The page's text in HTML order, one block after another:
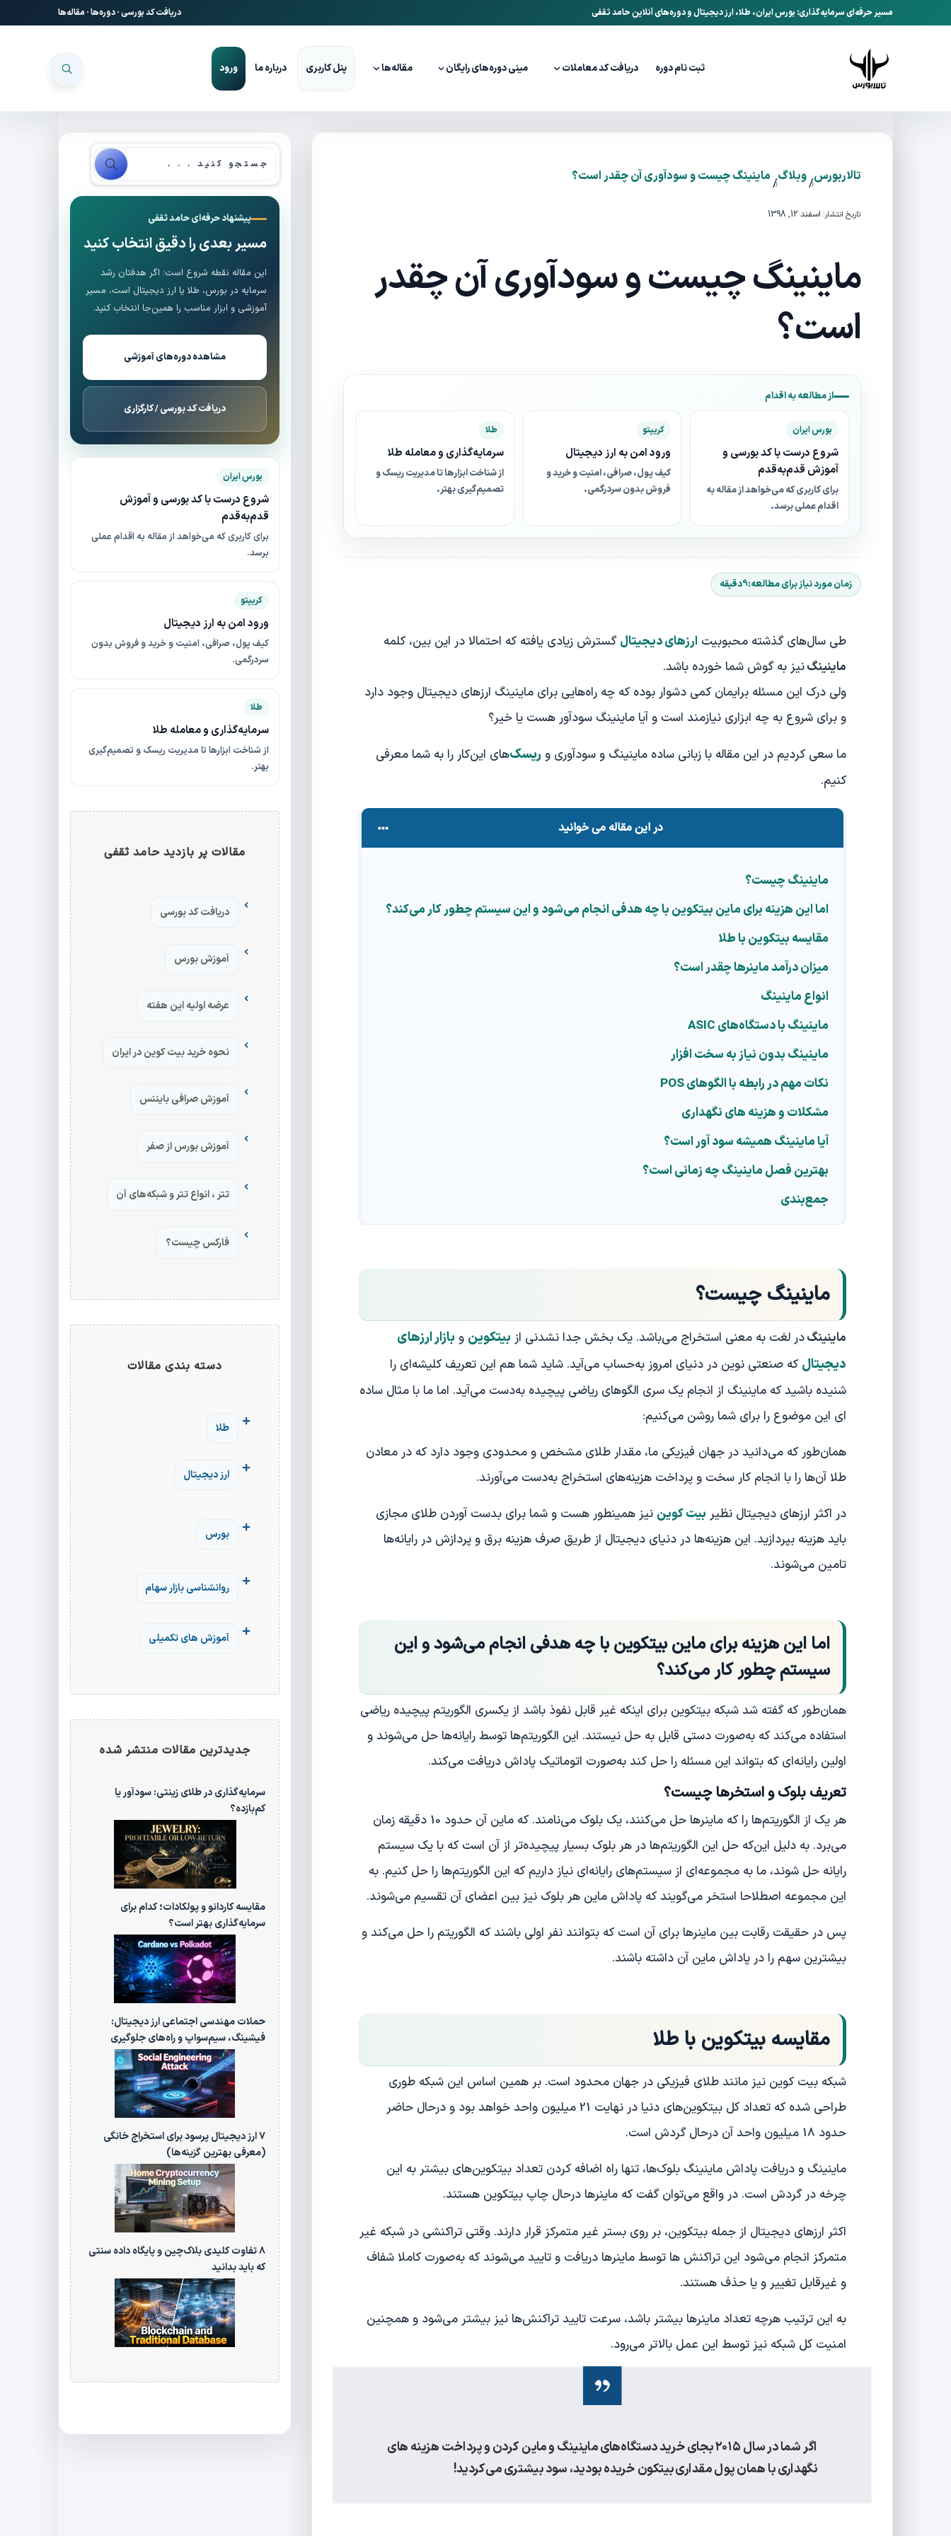
مسیر حرفه‌ای سرمایه‌گذاری: بورس ایران، طلا، ارز دیجیتال و دوره‌های آنلاین حامد ثقفی دریافت کد بورسی·دوره‌ها·مقاله‌ها
ثبت نام دوره دریافت کد معاملات مینی دوره‌های رایگان مقاله‌ها پنل کاربری درباره ما ورود
تالاربورس/وبلاگ/ماینینگ چیست و سودآوری آن چقدر است؟
تاریخ انتشار: اسفند 12, 1398
ماینینگ چیست و سودآوری آن چقدر
است؟
از مطالعه به اقدام
بورس ایران
شروع درست با کد بورسی و
آموزش قدم‌به‌قدم
برای کاربری که می‌خواهد از مقاله به
اقدام عملی برسد.
کریپتو
ورود امن به ارز دیجیتال
کیف پول، صرافی، امنیت و خرید و
فروش بدون سردرگمی.
طلا
سرمایه‌گذاری و معامله طلا
از شناخت ابزارها تا مدیریت ریسک و
تصمیم‌گیری بهتر.
طی سال‌های گذشته محبوبیت ارزهای دیجیتالگسترش زیادی یافته که احتمالا در این بین، کلمه
ماینینگنیز به گوش شما خورده باشد.
ولی درک این مسئله برایمان کمی دشوار بوده که چه راه‌هایی برای ماینینگ ارزهای دیجیتال وجود دارد
و برای شروع به چه ابزاری نیازمند است و آیا ماینینگ سودآور هست یا خیر؟
ما سعی کردیم در این مقاله با زبانی ساده ماینینگ و سودآوری و ریسک‌های این‌کار را به شما معرفی
کنیم.
در این مقاله می خوانید
ماینینگ چیست؟
اما این هزینه برای ماین بیتکوین با چه هدفی انجام می‌شود و این سیستم چطور کار می‌کند؟
مقایسه بیتکوین با طلا
میزان درآمد ماینرها چقدر است؟
انواع ماینینگ
ماینینگ با دستگاه‌های ASIC
ماینینگ بدون نیاز به سخت افزار
نکات مهم در رابطه با الگوهای POS
مشکلات و هزینه های نگهداری
آیا ماینینگ همیشه سود آور است؟
بهترین فصل ماینینگ چه زمانی است؟
جمع‌بندی
ماینینگ چیست؟
ماینینگدر لغت به معنی استخراج می‌باشد. یک بخش جدا نشدنی از بیتکوین و بازار ارزهای
دیجیتالکه صنعتی نوین در دنیای امروز به‌حساب می‌آید. شاید شما هم این تعریف کلیشه‌ای را
شنیده باشید که ماینینگ از انجام یک سری الگوهای ریاضی پیچیده به‌دست می‌آید. اما ما با مثال ساده
ای این موضوع را برای شما روشن می‌کنیم:
همان‌طور که می‌دانید در جهان فیزیکی ما، مقدار طلای مشخص و محدودی وجود دارد که در معادن
طلا آن‌ها را با انجام کار سخت و پرداخت هزینه‌های استخراج به‌دست می‌آورند.
در اکثر ارزهای دیجیتال نظیر بیت کوین نیز همینطور هست و شما برای بدست آوردن طلای مجازی
باید هزینه بپردازید. این هزینه‌ها در دنیای دیجیتال از طریق صرف هزینه برق و پردازش در رایانه‌ها
تامین می‌شوند.
اما این هزینه برای ماین بیتکوین با چه هدفی انجام می‌شود و این
سیستم چطور کار می‌کند؟
همان‌طور که گفته شد شبکه بیتکوین برای اینکه غیر قابل نفوذ باشد از یکسری الگوریتم پیچیده ریاضی
استفاده می‌کند که به‌صورت دستی قابل به حل نیستند. این الگوریتم‌ها توسط رایانه‌ها حل می‌شوند و
اولین رایانه‌ای که بتواند این مسئله را حل کند به‌صورت اتوماتیک پاداش دریافت می‌کند.
تعریف بلوک و استخرها چیست؟
هر یک از الگوریتم‌ها را که ماینرها حل می‌کنند، یک بلوک می‌نامند. که ماین آن حدود 10 دقیقه زمان
می‌برد. به دلیل این‌که حل این الگوریتم‌ها در هر بلوک بسیار پیچیده‌تر از آن است که با یک سیستم
رایانه حل شوند، ما به مجموعه‌ای از سیستم‌های رایانه‌ای نیاز داریم که این الگوریتم‌ها را حل کنیم. به
این مجموعه اصطلاحا استخر می‌گویند که پاداش ماین هر بلوک نیز بین اعضای آن تقسیم می‌شوند.
پس در حقیقت رقابت بین ماینر‌ها برای آن است که بتوانند نفر اولی باشند که الگوریتم را حل می‌کند و
بیشترین سهم را در پاداش ماین آن داشته باشند.
مقایسه بیتکوین با طلا
شبکه بیت کوین نیز مانند طلای فیزیکی در جهان محدود است. بر همین اساس این شبکه طوری
طراحی شده که تعداد کل بیتکوین‌های دنیا در نهایت 21 میلیون واحد خواهد‌ بود و درحال حاضر
حدود 18 میلیون واحد آن درحال گردش است.
ماینینگ و دریافت پاداش ماینینگ بلوک‌ها، تنها راه اضافه کردن تعداد بیتکوین‌های بیشتر به این
چرخه در گردش است. در واقع می‌توان گفت که ماینر‌ها در‌حال چاپ بیتکوین هستند.
اکثر ارزهای دیجیتال از جمله بیتکوین، بر روی بستر غیر‌ متمرکز قرار دارند. وقتی تراکنشی در شبکه غیر‌
متمرکز انجام می‌شود این تراکنش ها توسط ماینرها دریافت و تایید می‌شوند که به‌صورت کاملا شفاف
و غیرقابل تغییر و یا حذف هستند.
به این ترتیب هرچه تعداد ماینرها بیشتر باشد، سرعت تایید تراکنش‌ها نیز بیشتر می‌شود و همچنین
امنیت کل شبکه نیز توسط این عمل بالاتر می‌رود.
اگر شما در سال ۲۰۱۵ بجای خرید دستگاه‌های ماینینگ و ماین کردن و پرداخت هزینه های
نگهداری با همان پول مقداری بیتکون خریده بودید، سود بیشتری می‌کردید!
پیشنهاد حرفه‌ای حامد ثقفی
مسیر بعدی را دقیق انتخاب کنید
این مقاله نقطه شروع است؛ اگر هدفتان رشد
سرمایه در بورس، طلا یا ارز دیجیتال است، مسیر
آموزشی و ابزار مناسب را همین‌جا انتخاب کنید.
مشاهده دوره‌های آموزشی
دریافت کد بورسی / کارگزاری
بورس ایران
شروع درست با کد بورسی و آموزش
قدم‌به‌قدم
برای کاربری که می‌خواهد از مقاله به اقدام عملی
برسد.
کریپتو
ورود امن به ارز دیجیتال
کیف پول، صرافی، امنیت و خرید و فروش بدون
سردرگمی.
طلا
سرمایه‌گذاری و معامله طلا
از شناخت ابزارها تا مدیریت ریسک و تصمیم‌گیری
بهتر.
مقالات پر بازدید حامد ثقفی
دریافت کد بورسی
آموزش بورس
عرضه اولیه این هفته
نحوه خرید بیت کوین در ایران
آموزش صرافی بایننس
آموزش بورس از صفر
تتر ، انواع تتر و شبکه‌های آن
فارکس چیست؟
دسته بندی مقالات
طلا
ارز دیجیتال
بورس
روانشناسی بازار سهام
آموزش های تکمیلی
جدیدترین مقالات منتشر شده
سرمایه‌گذاری در طلای زینتی: سودآور یا
کم‌بازده؟
مقایسه کاردانو و پولکادات؛ کدام برای
سرمایه‌گذاری بهتر است؟
حملات مهندسی اجتماعی ارز دیجیتال:
فیشینگ، سیم‌سواپ و راه‌های جلوگیری
۷ ارز دیجیتال پرسود برای استخراج خانگی
(معرفی بهترین گزینه‌ها)
۸ تفاوت کلیدی بلاک‌چین و پایگاه‌ داده سنتی
که باید بدانید